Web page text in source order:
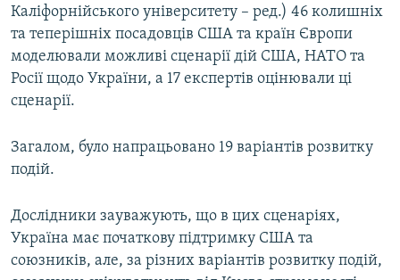
Каліфорнійського університету – ред.) 46 колишніх
та теперішніх посадовців США та країн Європи
моделювали можливі сценарії дій США, НАТО та
Росії щодо України, а 17 експертів оцінювали ці
сценарії.
Загалом, було напрацьовано 19 варіантів розвитку
подій.
Дослідники зауважують, що в цих сценаріях,
Україна має початкову підтримку США та
союзників, але, за різних варіантів розвитку подій,